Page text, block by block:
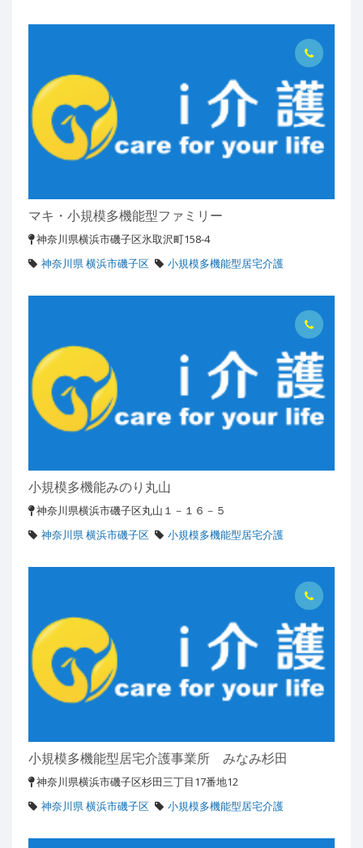
マキ・小規模多機能型ファミリー
神奈川県横浜市磯子区氷取沢町158-4
神奈川県 横浜市磯子区
小規模多機能型居宅介護
小規模多機能みのり丸山
神奈川県横浜市磯子区丸山１－１６－５
神奈川県 横浜市磯子区
小規模多機能型居宅介護
小規模多機能型居宅介護事業所 みなみ杉田
神奈川県横浜市磯子区杉田三丁目17番地12
神奈川県 横浜市磯子区
小規模多機能型居宅介護